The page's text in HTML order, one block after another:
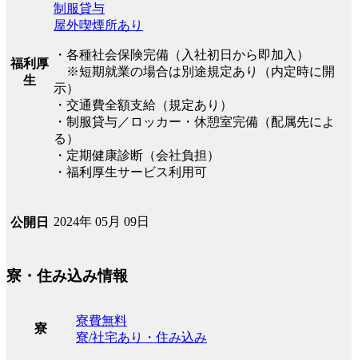
福利厚
生
制服貸与
屋外喫煙所あり
・各種社会保険完備（入社初日から即加入）
※短期就業の場合は別途規定あり（内定時に開
示）
・交通費全額支給（規定あり）
・制服貸与／ロッカー・休憩室完備（配属先によ
る）
・定期健康診断（会社負担）
・福利厚生サービス利用可
公開日 2024年 05月 09日
寮・住み込み情報
寮
寮費無料
寮/社宅あり・住み込み